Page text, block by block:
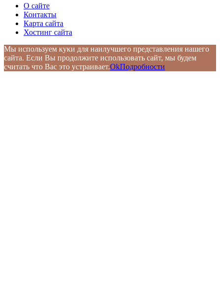
О сайте
Контакты
Карта сайта
Хостинг сайта
Мы используем куки для наилучшего представления нашего
сайта. Если Вы продолжите использовать сайт, мы будем
считать что Вас это устраивает.OkПодробности